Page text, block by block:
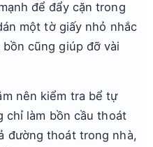
để đẩy cặn trong
một tờ giấy nhỏ nhắc
cũng giúp đỡ vài
nên kiểm tra bể tự
chỉ làm bồn cầu thoát
đường thoát trong nhà,